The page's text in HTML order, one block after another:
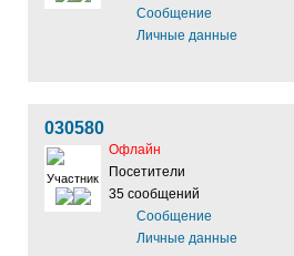
Сообщение
Личные данные
030580
Участник
Офлайн
Посетители
35 сообщений
Сообщение
Личные данные